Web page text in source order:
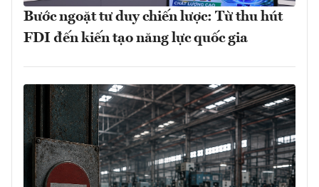
Bước ngoặt tư duy chiến lược: Từ thu hút
FDI đến kiến tạo năng lực quốc gia